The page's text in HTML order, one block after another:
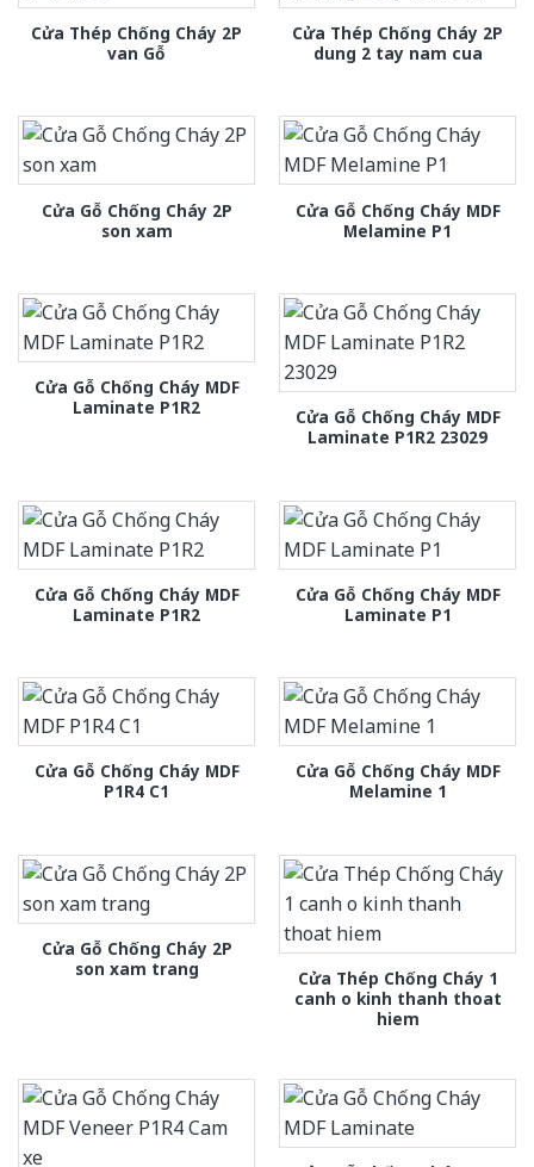
Cửa Thép Chống Cháy 2P
van Gỗ
Cửa Thép Chống Cháy 2P
dung 2 tay nam cua
Cửa Gỗ Chống Cháy 2P
son xam
Cửa Gỗ Chống Cháy MDF
Melamine P1
Cửa Gỗ Chống Cháy MDF
Laminate P1R2
Cửa Gỗ Chống Cháy MDF
Laminate P1R2 23029
Cửa Gỗ Chống Cháy MDF
Laminate P1R2
Cửa Gỗ Chống Cháy MDF
Laminate P1
Cửa Gỗ Chống Cháy MDF
P1R4 C1
Cửa Gỗ Chống Cháy MDF
Melamine 1
Cửa Gỗ Chống Cháy 2P
son xam trang
Cửa Thép Chống Cháy 1
canh o kinh thanh thoat
hiem